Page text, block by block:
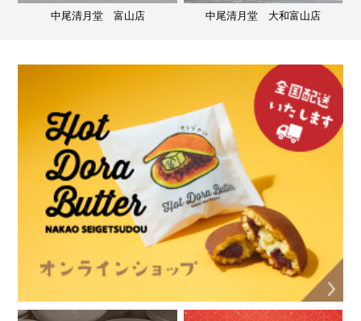
中尾清月堂 富山店 中尾清月堂 大和富山店